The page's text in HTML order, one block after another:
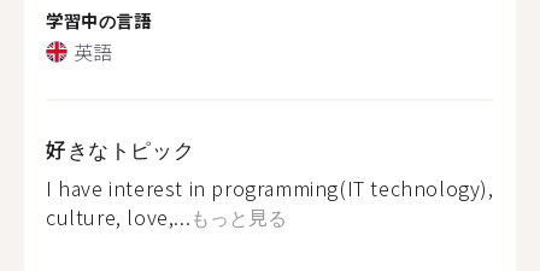
学習中の言語
英語
好きなトピック
I have interest in programming(IT technology),
culture, love,...もっと見る